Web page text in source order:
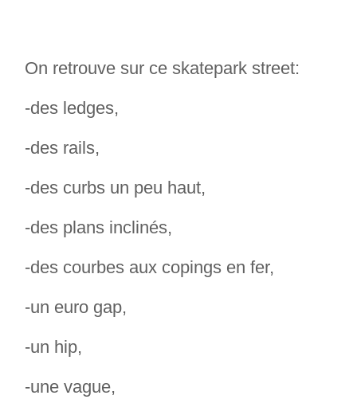
On retrouve sur ce skatepark street:
-des ledges,
-des rails,
-des curbs un peu haut,
-des plans inclinés,
-des courbes aux copings en fer,
-un euro gap,
-un hip,
-une vague,